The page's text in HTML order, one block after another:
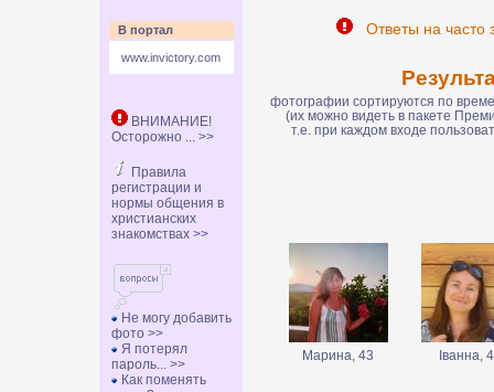
В портал
www.invictory.com
ВНИМАНИЕ!
Осторожно ... >>
Правила
регистрации и
нормы общения в
христианских
знакомствах >>
Не могу добавить
фото >>
Я потерял
пароль... >>
Как поменять
Ответы на часто
фотографии сортируются по
(их можно видеть в пакете
т.е. при каждом входе
Марина, 43 Іванна,